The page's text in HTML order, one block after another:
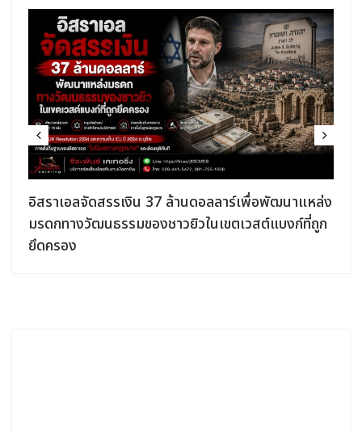
อิสราเอลจัดสรรเงิน 37 ล้านดอลลาร์เพื่อพัฒนาแหล่ง
มรดกทางวัฒนธรรมของชาวยิวในเขตเวสต์แบงก์ที่ถูก
ยึดครอง